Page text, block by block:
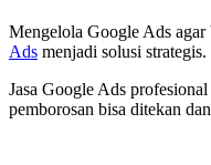
Mengelola Google Ads agar
Ads menjadi solusi strategis.
Jasa Google Ads
pemborosan bisa ditekan